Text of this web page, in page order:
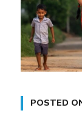
POSTED